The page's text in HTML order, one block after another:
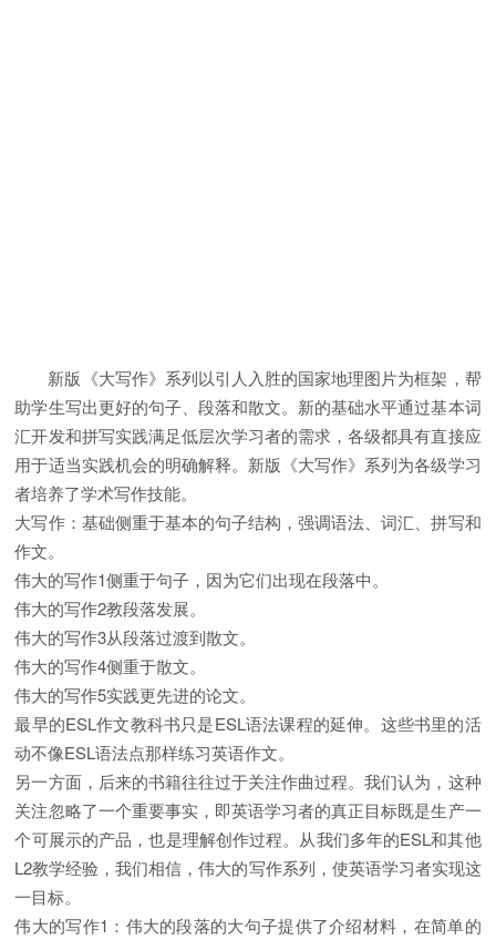
新版《大写作》系列以引人入胜的国家地理图片为框架，帮
助学生写出更好的句子、段落和散文。新的基础水平通过基本词
汇开发和拼写实践满足低层次学习者的需求，各级都具有直接应
用于适当实践机会的明确解释。新版《大写作》系列为各级学习
者培养了学术写作技能。
大写作：基础侧重于基本的句子结构，强调语法、词汇、拼写和
作文。
伟大的写作1侧重于句子，因为它们出现在段落中。
伟大的写作2教段落发展。
伟大的写作3从段落过渡到散文。
伟大的写作4侧重于散文。
伟大的写作5实践更先进的论文。
最早的ESL作文教科书只是ESL语法课程的延伸。这些书里的活
动不像ESL语法点那样练习英语作文。
另一方面，后来的书籍往往过于关注作曲过程。我们认为，这种
关注忽略了一个重要事实，即英语学习者的真正目标既是生产一
个可展示的产品，也是理解创作过程。从我们多年的ESL和其他
L2教学经验，我们相信，伟大的写作系列，使英语学习者实现这
一目标。
伟大的写作1：伟大的段落的大句子提供了介绍材料，在简单的